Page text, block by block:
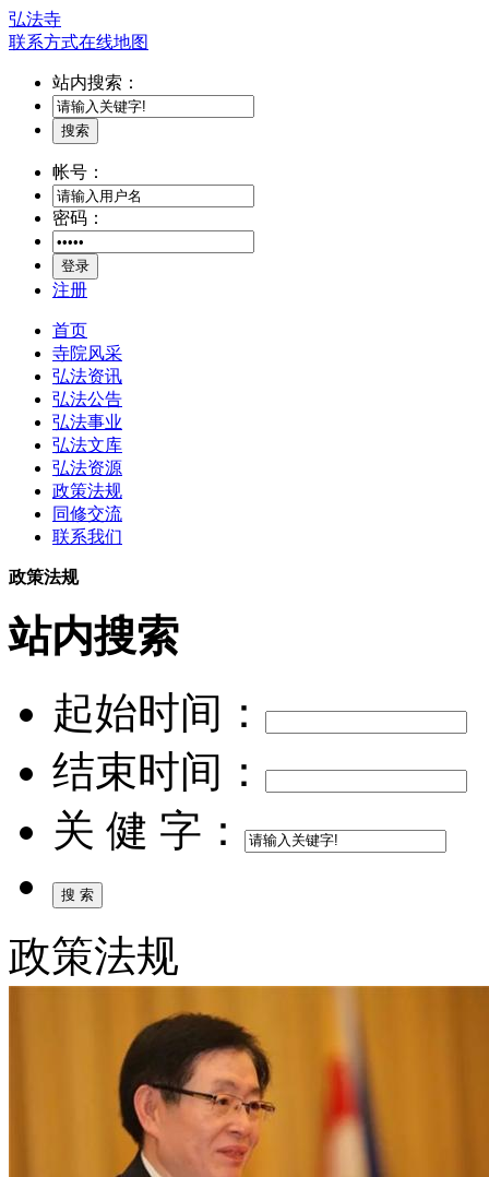
弘法寺
联系方式在线地图
站内搜索：
搜索
帐号：
密码：
登录
注册
首页
寺院风采
弘法资讯
弘法公告
弘法事业
弘法文库
弘法资源
政策法规
同修交流
联系我们
政策法规
站内搜索
起始时间：
结束时间：
关 健 字：
政策法规